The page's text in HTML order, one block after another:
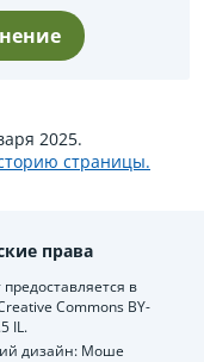
2025.
страницы.
права
в
Commons BY-
IL.
дизайн: Моше